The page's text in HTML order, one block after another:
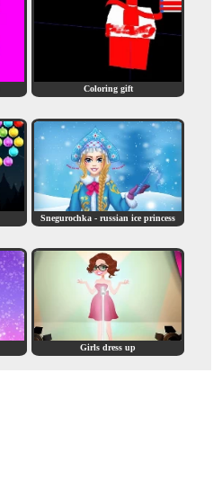
Coloring gift
Snegurochka - russian ice princess
Girls dress up